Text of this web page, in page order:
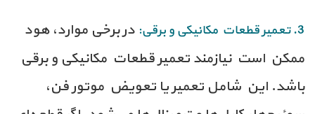
3. تعمیر قطعات مکانیکی و برقی:
در برخی موارد، هود
ممکن است نیازمند تعمیر قطعات مکانیکی و برقی
باشد. این شامل تعمیر یا تعویض موتور فن،